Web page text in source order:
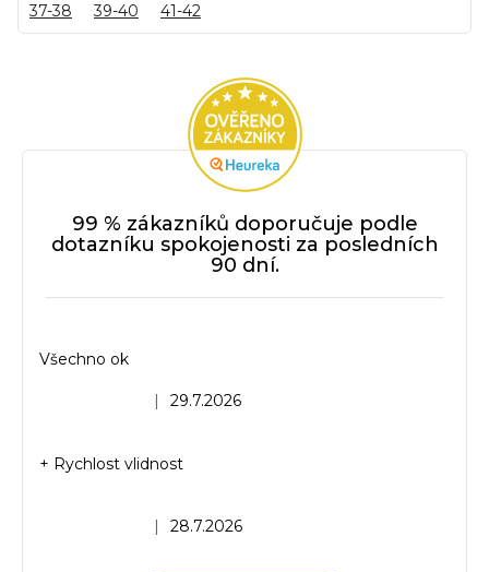
37-38 39-40 41-42
99 % zákazníků doporučuje podle
dotazníku spokojenosti za posledních
90 dní.
Hodnocení obchodu je 5 z 5 hvězdiček.
| 29.7.2026
Všechno ok
Hodnocení obchodu je 5 z 5 hvězdiček.
| 28.7.2026
+ Rychlost vlidnost